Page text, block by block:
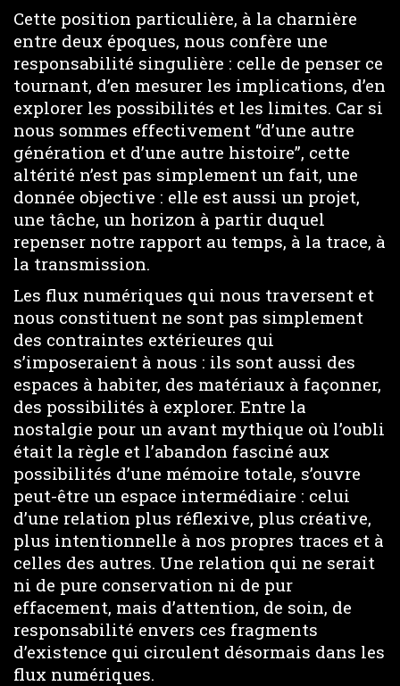
Cette position particulière, à la charnière
entre deux époques, nous confère une
responsabilité singulière : celle de penser ce
tournant, d’en mesurer les implications, d’en
explorer les possibilités et les limites. Car si
nous sommes effectivement “d’une autre
génération et d’une autre histoire”, cette
altérité n’est pas simplement un fait, une
donnée objective : elle est aussi un projet,
une tâche, un horizon à partir duquel
repenser notre rapport au temps, à la trace, à
la transmission.
Les flux numériques qui nous traversent et
nous constituent ne sont pas simplement
des contraintes extérieures qui
s’imposeraient à nous : ils sont aussi des
espaces à habiter, des matériaux à façonner,
des possibilités à explorer. Entre la
nostalgie pour un avant mythique où l’oubli
était la règle et l’abandon fasciné aux
possibilités d’une mémoire totale, s’ouvre
peut-être un espace intermédiaire : celui
d’une relation plus réflexive, plus créative,
plus intentionnelle à nos propres traces et à
celles des autres. Une relation qui ne serait
ni de pure conservation ni de pur
effacement, mais d’attention, de soin, de
responsabilité envers ces fragments
d’existence qui circulent désormais dans les
flux numériques.